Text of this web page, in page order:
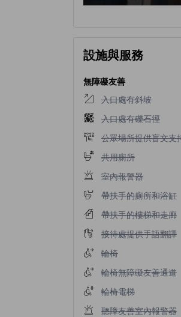
設施與服務
無障礙友善
入口處有斜坡不適用
入口處有斜坡
入口處有礫石徑不適用
入口處有礫石徑
公眾場所提供盲文支持
公眾場所提供盲文支
共用廁所不適用
共用廁所
室內報警器不適用
室內報警器
帶扶手的廁所和浴缸不
帶扶手的廁所和浴缸
帶扶手的樓梯和走廊不
帶扶手的樓梯和走廊
接待處提供手語翻譯不
接待處提供手語翻譯
輪椅不適用
輪椅
輪椅無障礙友善通道不
輪椅無障礙友善通道
輪椅電梯不適用
輪椅電梯
聽障友善室內報警器不
聽障友善室內報警器